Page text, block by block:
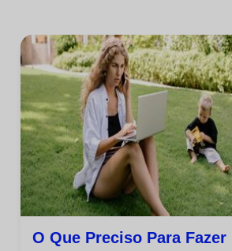
O Que Preciso Para Fazer